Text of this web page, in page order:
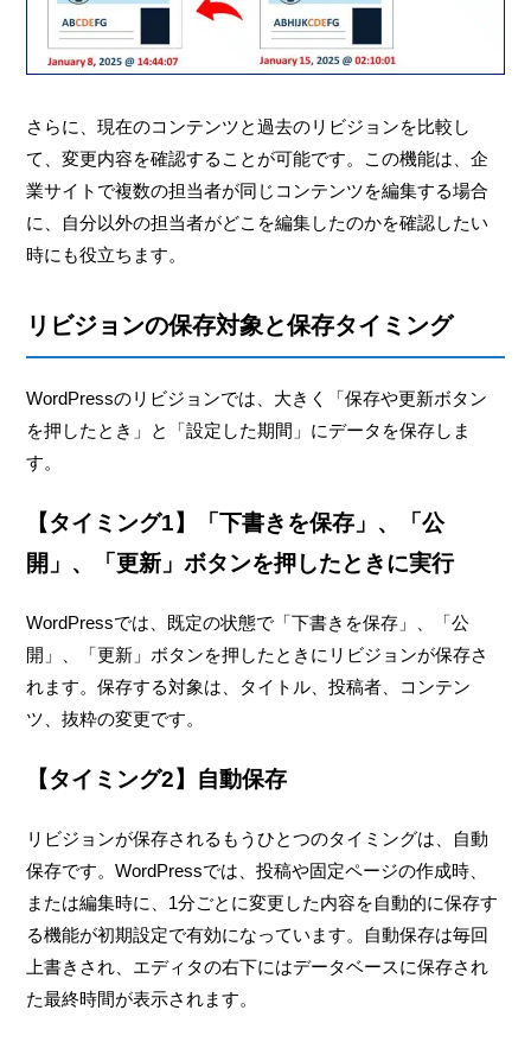
さらに、現在のコンテンツと過去のリビジョンを比較し
て、変更内容を確認することが可能です。この機能は、企
業サイトで複数の担当者が同じコンテンツを編集する場合
に、自分以外の担当者がどこを編集したのかを確認したい
時にも役立ちます。
リビジョンの保存対象と保存タイミング
WordPressのリビジョンでは、大きく「保存や更新ボタン
を押したとき」と「設定した期間」にデータを保存しま
す。
【タイミング1】「下書きを保存」、「公
開」、「更新」ボタンを押したときに実行
WordPressでは、既定の状態で「下書きを保存」、「公
開」、「更新」ボタンを押したときにリビジョンが保存さ
れます。保存する対象は、タイトル、投稿者、コンテン
ツ、抜粋の変更です。
【タイミング2】自動保存
リビジョンが保存されるもうひとつのタイミングは、自動
保存です。WordPressでは、投稿や固定ページの作成時、
または編集時に、1分ごとに変更した内容を自動的に保存す
る機能が初期設定で有効になっています。自動保存は毎回
上書きされ、エディタの右下にはデータベースに保存され
た最終時間が表示されます。